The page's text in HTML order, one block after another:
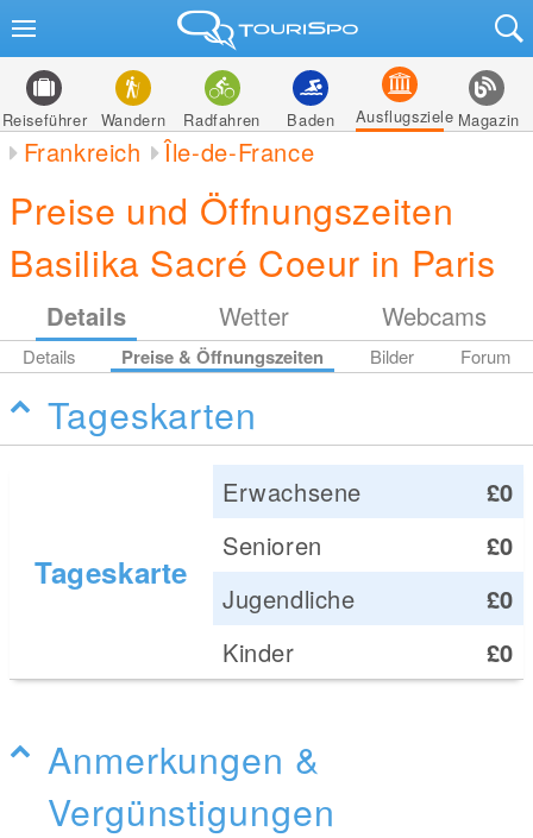
Reiseführer Wandern Radfahren Baden Ausflugsziele Magazin
Frankreich Île-de-France
Preise und Öffnungszeiten
Basilika Sacré Coeur in Paris
Details Wetter Webcams
Details Preise & Öffnungszeiten Bilder Forum
Tageskarten
Tageskarte
Erwachsene
£0
Senioren
£0
Jugendliche
£0
Kinder
£0
Anmerkungen &
Vergünstigungen